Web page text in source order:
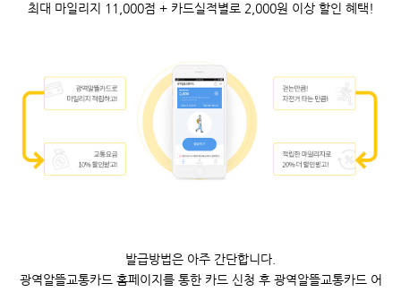
최대 마일리지 11,000점 + 카드실적별로 2,000원 이상 할인 혜택!
발급방법은 아주 간단합니다.
광역알뜰교통카드 홈페이지를 통한 카드 신청 후 광역알뜰교통카드 어